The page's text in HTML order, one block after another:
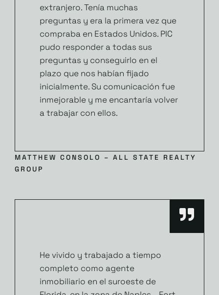
extranjero. Tenía muchas
preguntas y era la primera vez que
compraba en Estados Unidos. PIC
pudo responder a todas sus
preguntas y conseguirlo en el
plazo que nos habían fijado
inicialmente. Su comunicación fue
inmejorable y me encantaría volver
a trabajar con ellos.
MATTHEW CONSOLO – ALL STATE REALTY
GROUP
He vivido y trabajado a tiempo
completo como agente
inmobiliario en el suroeste de